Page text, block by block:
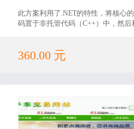
此方案利用了.NET的特性，将核心
码置于非托管代码（C++）中，然后
过则返回空，并加入了防调试功能
了“不能看（C++DLL在常规手段不
360.00 元